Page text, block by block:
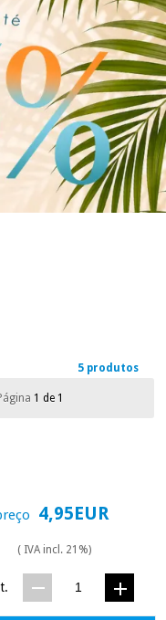
5 produtos
1 de 1
4,95EUR
( IVA incl. 21%)